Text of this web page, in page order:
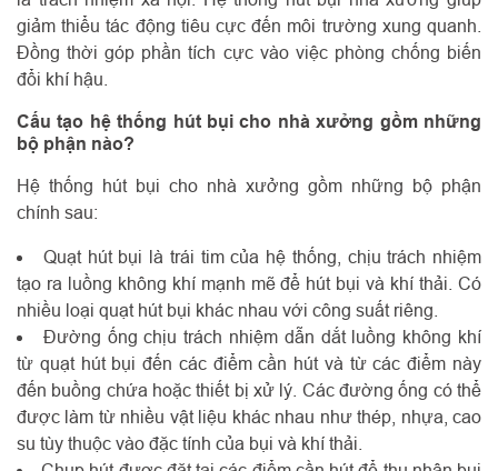
giảm thiểu tác động tiêu cực đến môi trường xung quanh.
Đồng thời góp phần tích cực vào việc phòng chống biến
đổi khí hậu.
Cấu tạo hệ thống hút bụi cho nhà xưởng gồm những
bộ phận nào?
Hệ thống hút bụi cho nhà xưởng gồm những bộ phận
chính sau:
Quạt hút bụi là trái tim của hệ thống, chịu trách nhiệm
tạo ra luồng không khí mạnh mẽ để hút bụi và khí thải. Có
nhiều loại quạt hút bụi khác nhau với công suất riêng.
Đường ống chịu trách nhiệm dẫn dắt luồng không khí
từ quạt hút bụi đến các điểm cần hút và từ các điểm này
đến buồng chứa hoặc thiết bị xử lý. Các đường ống có thể
được làm từ nhiều vật liệu khác nhau như thép, nhựa, cao
su tùy thuộc vào đặc tính của bụi và khí thải.